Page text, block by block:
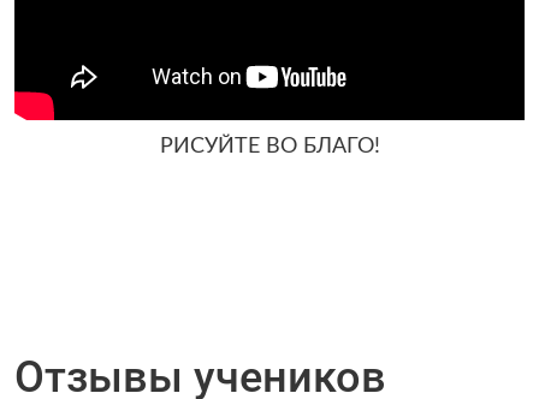
РИСУЙТЕ ВО БЛАГО!
Отзывы учеников